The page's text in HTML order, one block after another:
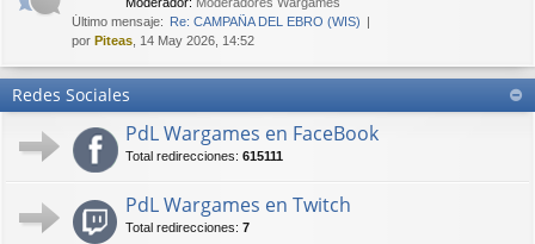
Último mensaje: Re: CAMPAÑA DEL EBRO (WIS)
por Piteas , 14 May 2026, 14:52
Redes Sociales
PdL Wargames en FaceBook
Total redirecciones: 615111
PdL Wargames en Twitch
Total redirecciones: 7